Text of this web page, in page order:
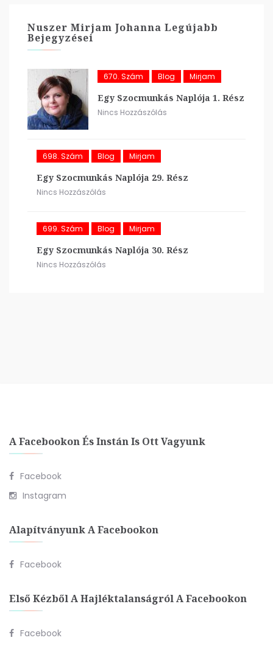
Nuszer Mirjam Johanna Legújabb
Bejegyzései
670. Szám Blog Mirjam
Egy Szocmunkás Naplója 1. Rész
Nincs Hozzászólás
698. Szám Blog Mirjam
Egy Szocmunkás Naplója 29. Rész
Nincs Hozzászólás
699. Szám Blog Mirjam
Egy Szocmunkás Naplója 30. Rész
Nincs Hozzászólás
A Facebookon És Instán Is Ott Vagyunk
Facebook
Instagram
Alapítványunk A Facebookon
Facebook
Első Kézből A Hajléktalanságról A Facebookon
Facebook